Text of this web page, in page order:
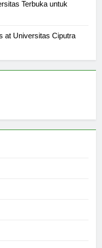
Terbuka untuk
at Universitas Ciputra